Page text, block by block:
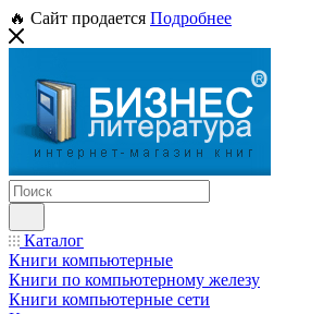
🔥 Сайт продается Подробнее
Каталог
Книги компьютерные
Книги по компьютерному железу
Книги компьютерные сети